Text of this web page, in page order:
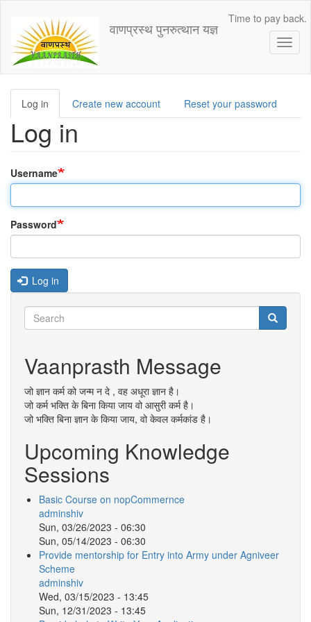
main
content
वाणप्रस्थ पुनरुत्थान यज्ञ
Time to pay back.
Primary
tabs
Log in (active
tab)
Create new account Reset your password
Log in
Username
Password
Log in
Search
Search Search
Vaanprasth Message
जो ज्ञान कर्म को जन्म न दे , वह अधूरा ज्ञान है।
जो कर्म भक्ति के बिना किया जाय वो आसुरी कर्म है।
जो भक्ति बिना ज्ञान के किया जाय, वो केवल कर्मकांड है।
Upcoming Knowledge
Sessions
Basic Course on nopCommernce
adminshiv
Sun, 03/26/2023 - 06:30
Sun, 05/14/2023 - 06:30
Provide mentorship for Entry into Army under Agniveer
Scheme
adminshiv
Wed, 03/15/2023 - 13:45
Sun, 12/31/2023 - 13:45